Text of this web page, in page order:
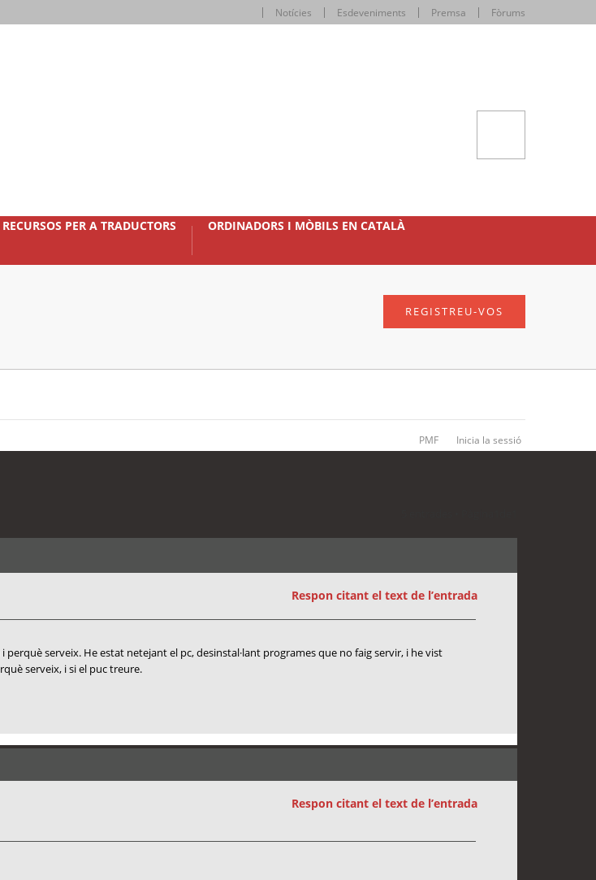
Notícies Esdeveniments Premsa Fòrums
RECURSOS PER A TRADUCTORS ORDINADORS I MÒBILS EN CATALÀ
REGISTREU-VOS
PMF Inicia la sessió
Respon citant el text de l’entrada
serveix. He estat netejant el pc, desinstal·lant programes que no faig servir, i he vist
serveix, i si el puc treure.
Respon citant el text de l’entrada